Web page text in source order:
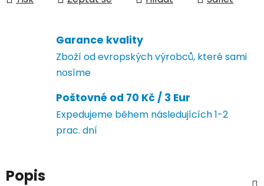
Garance kvality
Zboží od evropských výrobců, které sami
nosíme
Poštovné od 70 Kč / 3 Eur
Expedujeme během následujících 1-2
prac. dní
Popis